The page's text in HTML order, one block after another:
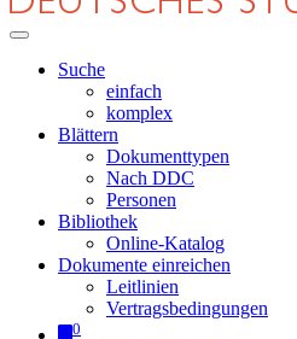
Suche
einfach
komplex
Blättern
Dokumenttypen
Nach DDC
Personen
Bibliothek
Online-Katalog
Dokumente einreichen
Leitlinien
Vertragsbedingungen
0